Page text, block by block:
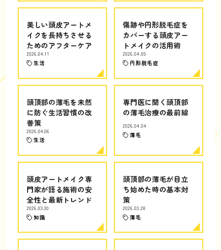
美しい頭皮アートメ
イクを長持ちさせる
ためのアフターケア
2026.04.11
生活
傷跡や円形脱毛症を
カバーする頭皮アー
トメイクの活用術
2026.04.09
円形脱毛症
頭頂部の薄毛を未然
に防ぐ生活習慣の改
善策
2026.04.06
生活
専門医に聞く頭頂部
の薄毛治療の最前線
2026.04.04
薄毛
頭皮アートメイク専
門家が語る施術の安
全性と最新トレンド
2026.03.30
知識
頭頂部の薄毛が目立
ち始めた時の基本対
策
2026.03.28
薄毛